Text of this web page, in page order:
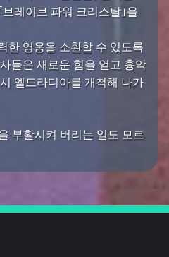
레이브 파워 크리스탈」을
한 영웅을 소환할 수 있도록
들은 새로운 힘을 얻고 흉악
엘드라디아를 개척해 나가
부활시켜 버리는 일도 모르